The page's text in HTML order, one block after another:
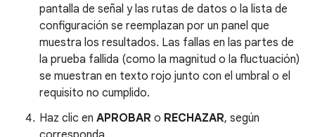
pantalla de señal y las rutas de datos o la lista de
configuración se reemplazan por un panel que
muestra los resultados. Las fallas en las partes de
la prueba fallida (como la magnitud o la fluctuación)
se muestran en texto rojo junto con el umbral o el
requisito no cumplido.
Haz clic en APROBAR o RECHAZAR, según